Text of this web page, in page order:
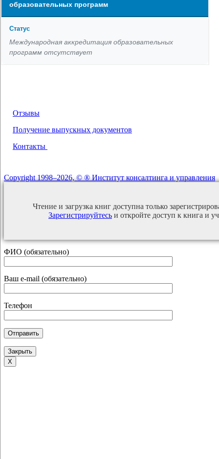
образовательных программ
Международная аккредитация образовательных
программ отсутствует
Отзывы
Получение выпускных документов
Контакты
Copyright 1998–2026, © ® Институт консалтинга и управления
Чтение и загрузка книг доступна только
Зарегистрируйтесь и откройте доступ к книга и
ФИО (обязательно)
Ваш e-mail (обязательно)
Телефон
Закрыть
Х